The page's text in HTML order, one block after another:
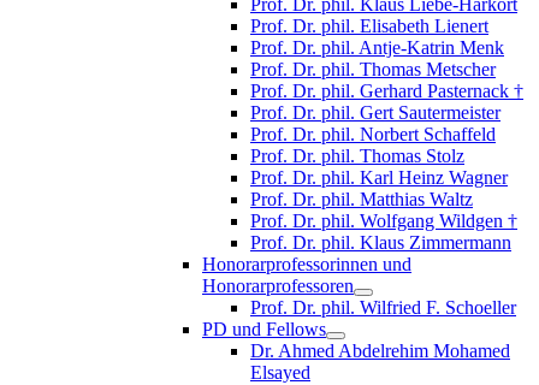
Prof. Dr. phil. Elisabeth Lienert
Prof. Dr. phil. Antje-Katrin Menk
Prof. Dr. phil. Thomas Metscher
Prof. Dr. phil. Gerhard Pasternack †
Prof. Dr. phil. Gert Sautermeister
Prof. Dr. phil. Norbert Schaffeld
Prof. Dr. phil. Thomas Stolz
Prof. Dr. phil. Karl Heinz Wagner
Prof. Dr. phil. Matthias Waltz
Prof. Dr. phil. Wolfgang Wildgen †
Prof. Dr. phil. Klaus Zimmermann
Honorarprofessorinnen und
Honorarprofessoren
Prof. Dr. phil. Wilfried F. Schoeller
PD und Fellows
Dr. Ahmed Abdelrehim Mohamed
Elsayed